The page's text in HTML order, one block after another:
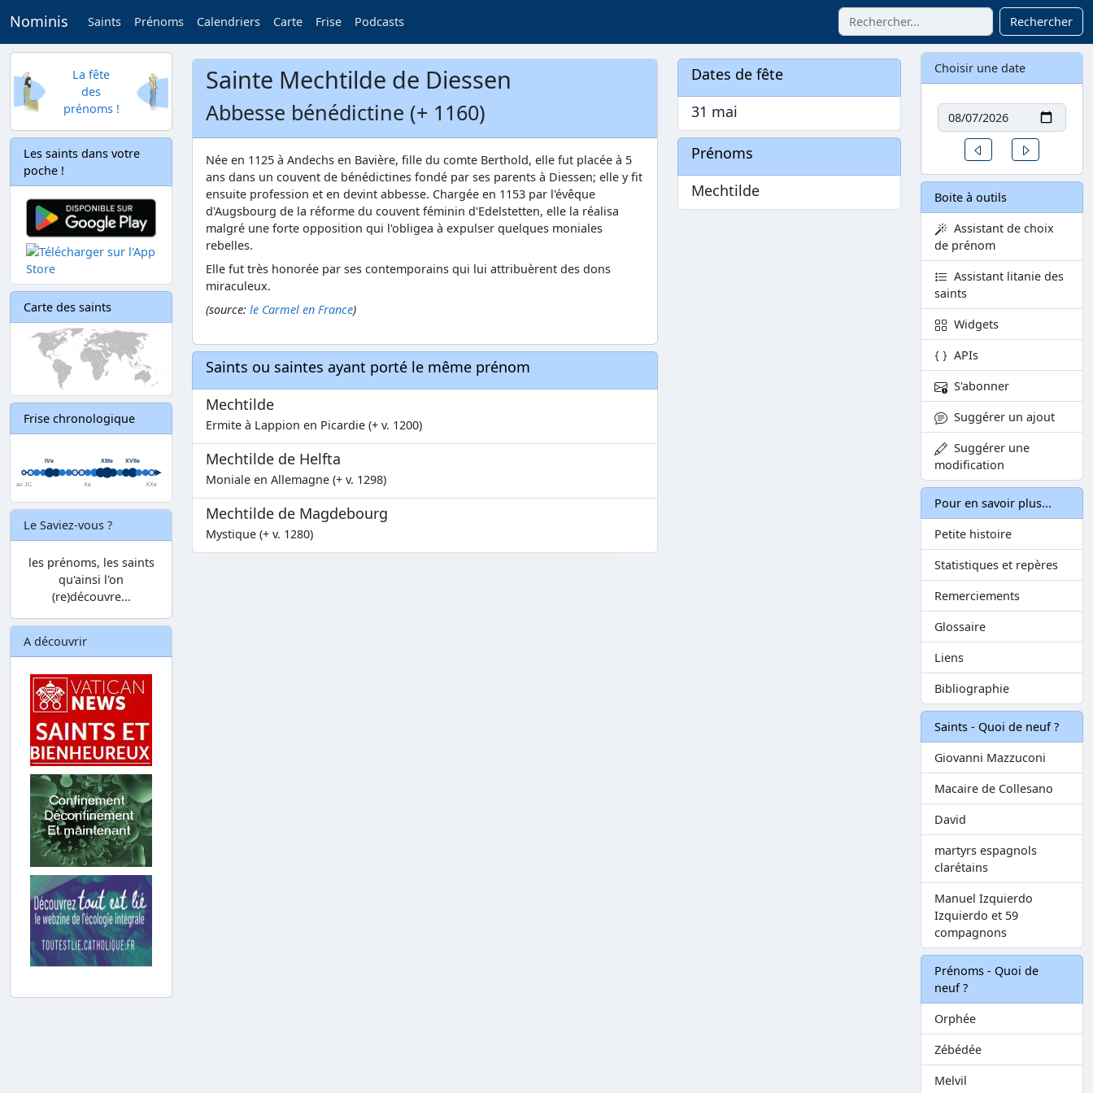
Nominis Saints Prénoms Calendriers Carte Frise Podcasts Rechercher
La fête
des
prénoms !
Les saints dans votre
poche !
Carte des saints
Frise chronologique
Le Saviez-vous ?
les prénoms, les saints
qu'ainsi l'on
(re)découvre...
A découvrir
Sainte Mechtilde de Diessen
Abbesse bénédictine (+ 1160)
Née en 1125 à Andechs en Bavière, fille du comte Berthold, elle fut placée à 5
ans dans un couvent de bénédictines fondé par ses parents à Diessen; elle y fit
ensuite profession et en devint abbesse. Chargée en 1153 par l'évêque
d'Augsbourg de la réforme du couvent féminin d'Edelstetten, elle la réalisa
malgré une forte opposition qui l'obligea à expulser quelques moniales
rebelles.
Elle fut très honorée par ses contemporains qui lui attribuèrent des dons
miraculeux.
(source: le Carmel en France)
Saints ou saintes ayant porté le même prénom
Mechtilde
Ermite à Lappion en Picardie (+ v. 1200)
Mechtilde de Helfta
Moniale en Allemagne (+ v. 1298)
Mechtilde de Magdebourg
Mystique (+ v. 1280)
Dates de fête
31 mai
Prénoms
Mechtilde
Choisir une date
Date
Un jour avant
Boite à outils
Assistant de choix
de prénom
Assistant litanie des
saints
Widgets
APIs
S'abonner
Suggérer un ajout
Suggérer une
modification
Pour en savoir plus...
Petite histoire
Statistiques et repères
Remerciements
Glossaire
Liens
Bibliographie
Saints - Quoi de neuf ?
Giovanni Mazzuconi
Macaire de Collesano
David
martyrs espagnols
clarétains
Manuel Izquierdo
Izquierdo et 59
compagnons
Prénoms - Quoi de
neuf ?
Orphée
Zébédée
Melvil